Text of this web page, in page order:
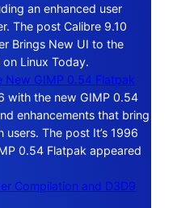
an enhanced user
The post Calibre 9.10
Brings New UI to the
Linux Today.
New GIMP 0.54 Flatpak
with the new GIMP 0.54
enhancements that bring
The post It’s 1996
0.54 Flatpak appeared
Compilation and D3D9